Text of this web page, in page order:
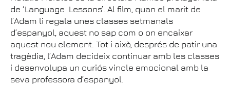
de ‘Language Lessons’. Al film, quan el marit de
l’Adam li regala unes classes setmanals
d’espanyol, aquest no sap com o on encaixar
aquest nou element. Tot i això, després de patir una
tragèdia, l’Adam decideix continuar amb les classes
i desenvolupa un curiós vincle emocional amb la
seva professora d’espanyol.